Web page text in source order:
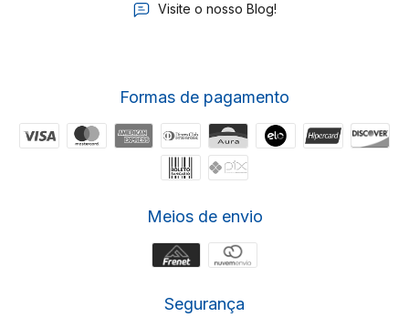
Visite o nosso Blog!
Formas de pagamento
Meios de envio
Segurança